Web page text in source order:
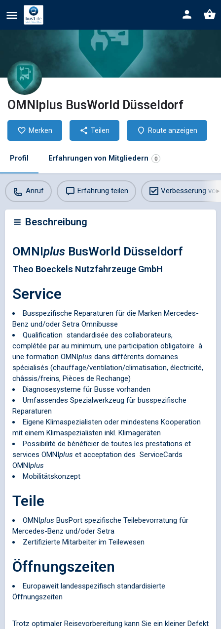
OMNIplus BusWorld Düsseldorf
Merken Teilen Route anzeigen
Profil Erfahrungen von Mitgliedern 0
Anruf Erfahrung teilen Verbesserung
Beschreibung
OMNIplus BusWorld Düsseldorf
Theo Boeckels Nutzfahrzeuge GmbH
Service
Busspezifische Reparaturen für die Marken Mercedes-
Benz und/oder Setra Omnibusse
Qualification standardisée des collaborateurs,
complétée par au minimum, une participation obligatoire à
une formation OMNIplus dans différents domaines
spécialisés (chauffage/ventilation/climatisation, électricité,
châssis/freins, Pièces de Rechange)
Diagnosesysteme für Busse vorhanden
Umfassendes Spezialwerkzeug für busspezifische
Reparaturen
Eigene Klimaspezialisten oder mindestens Kooperation
mit einem Klimaspezialisten inkl. Klimageräten
Possibilité de bénéficier de toutes les prestations et
services OMNIplus et acceptation des ServiceCards
OMNIplus
Mobilitätskonzept
Teile
OMNIplus BusPort spezifische Teilebevorratung für
Mercedes-Benz und/oder Setra
Zertifizierte Mitarbeiter im Teilewesen
Öffnungszeiten
Europaweit landesspezifisch standardisierte
Öffnungszeiten
Trotz optimaler Reisevorbereitung kann Sie ein kleiner Defekt